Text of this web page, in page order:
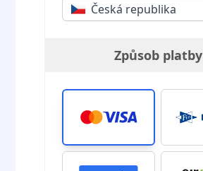
Česká republika
Způsob platby